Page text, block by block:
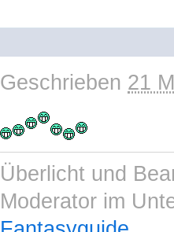
Geschrieben 21
Überlicht und
Moderator im